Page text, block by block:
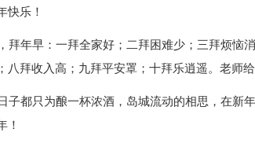
快乐！
拜年早：一拜全家好；二拜困难少；三拜烦恼
八拜收入高；九拜平安罩；十拜乐逍遥。老师给
子都只为酿一杯浓酒，岛城流动的相思，在新
！